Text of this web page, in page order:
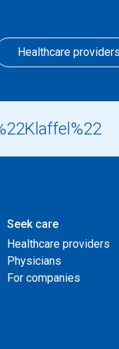
Healthcare providers
Seek care
Healthcare providers
Physicians
For companies